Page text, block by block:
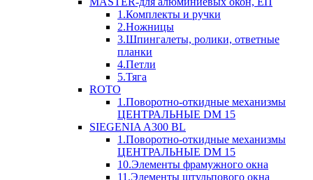
1.Комплекты и ручки
2.Ножницы
3.Шпингалеты, ролики, ответные
планки
4.Петли
5.Тяга
ROTO
1.Поворотно-откидные механизмы
ЦЕНТРАЛЬНЫЕ DM 15
SIEGENIA A300 BL
1.Поворотно-откидные механизмы
ЦЕНТРАЛЬНЫЕ DM 15
10.Элементы фрамужного окна
11.Элементы штульпового окна